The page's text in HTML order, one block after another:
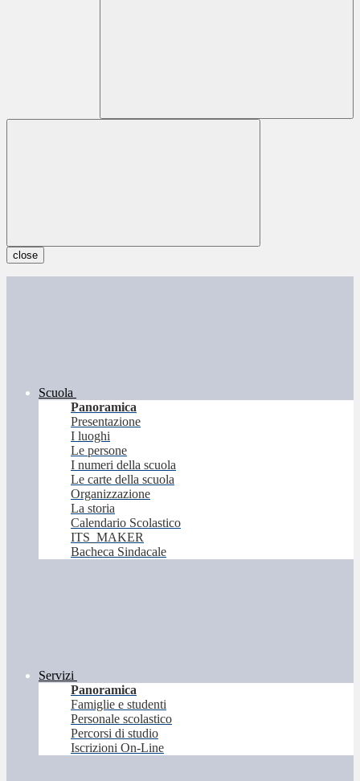
close
Scuola
Panoramica
Presentazione
I luoghi
Le persone
I numeri della scuola
Le carte della scuola
Organizzazione
La storia
Calendario Scolastico
ITS_MAKER
Bacheca Sindacale
Servizi
Panoramica
Famiglie e studenti
Personale scolastico
Percorsi di studio
Iscrizioni On-Line